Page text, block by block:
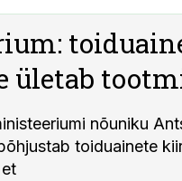
ületab
nõuniku
toiduainete